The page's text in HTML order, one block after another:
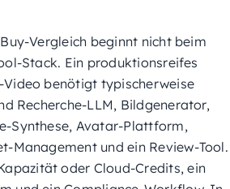
Vergleich beginnt nicht beim
Stack. Ein produktionsreifes
benötigt typischerweise
Recherche-LLM, Bildgenerator,
Synthese, Avatar-Plattform,
Management und ein Review-Tool.
oder Cloud-Credits, ein